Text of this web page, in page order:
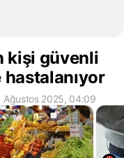
kişi güvenli
Ağustos 2025, 04:09